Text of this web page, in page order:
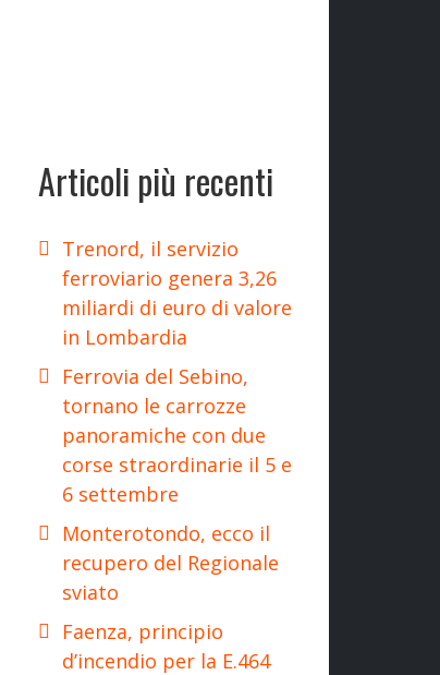
Articoli più recenti
Trenord, il servizio
ferroviario genera 3,26
miliardi di euro di valore
in Lombardia
Ferrovia del Sebino,
tornano le carrozze
panoramiche con due
corse straordinarie il 5 e
6 settembre
Monterotondo, ecco il
recupero del Regionale
sviato
Faenza, principio
d’incendio per la E.464